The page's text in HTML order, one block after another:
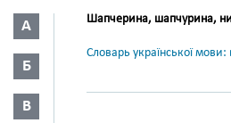
А
Б
В
Шапчерина, шапчурина,
Словарь української